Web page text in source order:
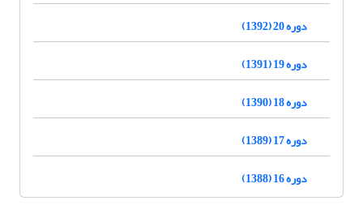
دوره 20 (1392)
دوره 19 (1391)
دوره 18 (1390)
دوره 17 (1389)
دوره 16 (1388)